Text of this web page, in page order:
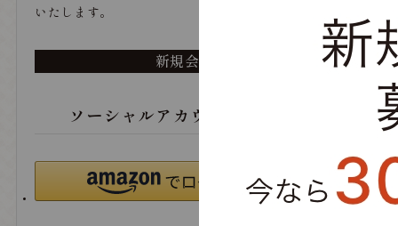
いたします。
新規会員登録
ソーシャルアカウントでログイン